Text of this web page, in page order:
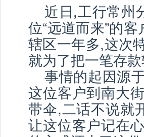
近日,工行常州
位“远道而来”的
辖区一年多,这次
就为了把一笔存款
事情的起因源
这位客户到南大
带伞,二话不说就
让这位客户记在